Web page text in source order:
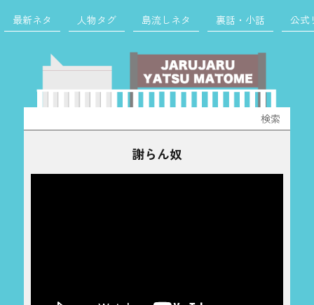
最新ネタ 人物タグ 島流しネタ 裏話・小話 公式
索:
謝らん奴